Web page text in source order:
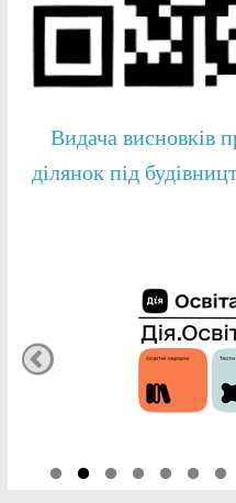
Видача висновків
ділянок під